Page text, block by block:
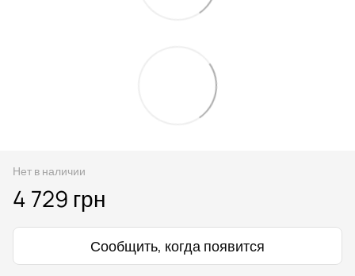
Нет в наличии
4 729 грн
Сообщить, когда появится